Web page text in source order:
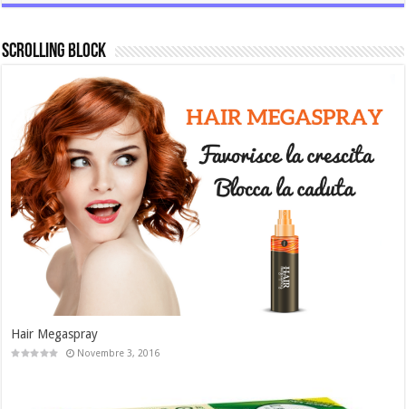
Scrolling Block
Fermentazioni spontanee: i lieviti e